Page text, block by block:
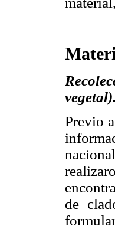
vegetal).
Previo
de